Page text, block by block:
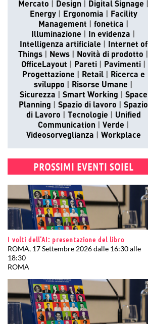
Mercato
Design
Digital Signage
Energy
Ergonomia
Facility
Management
fonetica
Illuminazione
In evidenza
Intelligenza artificiale
Internet of
Things
News
Novità di prodotto
OfficeLayout
Pareti
Pavimenti
Progettazione
Retail
Ricerca e
sviluppo
Risorse Umane
Sicurezza
Smart Working
Space
Planning
Spazio di lavoro
Spazio
di Lavoro
Tecnologie
Unified
Communication
Verde
Videosorveglianza
Workplace
PROSSIMI EVENTI SOIEL
I volti dell’AI: presentazione del libro
ROMA, 17 Settembre 2026 dalle 16:30 alle
18:30
ROMA